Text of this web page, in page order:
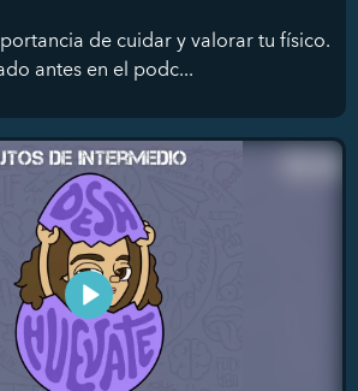
de cuidar y valorar tu físico.
antes en el podc...